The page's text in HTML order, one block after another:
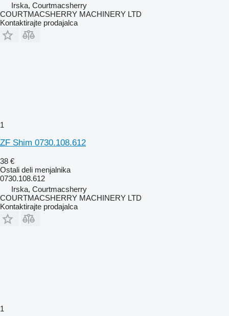
Irska, Courtmacsherry
COURTMACSHERRY MACHINERY LTD
Kontaktirajte prodajalca
1
ZF Shim 0730.108.612
38 €
Ostali deli menjalnika
0730.108.612
Irska, Courtmacsherry
COURTMACSHERRY MACHINERY LTD
Kontaktirajte prodajalca
1